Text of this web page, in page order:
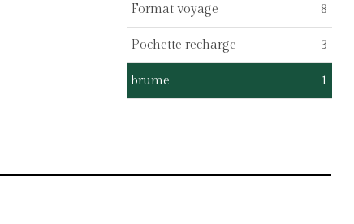
Format voyage 8
Pochette recharge 3
brume 1